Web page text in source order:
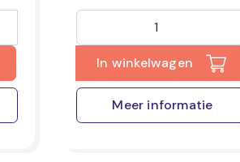
In winkelwagen
Meer informatie